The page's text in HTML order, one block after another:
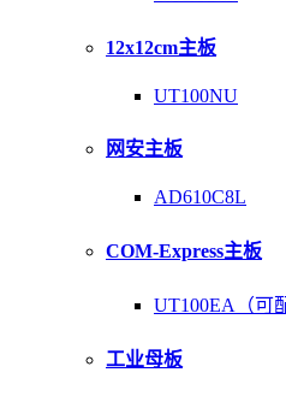
12x12cm主板
UT100NU
网安主板
AD610C8L
COM-Express主板
UT100EA（可
工业母板